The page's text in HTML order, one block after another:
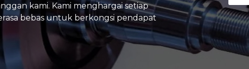
kami. Kami menghargai setiap
bebas untuk berkongsi pendapat